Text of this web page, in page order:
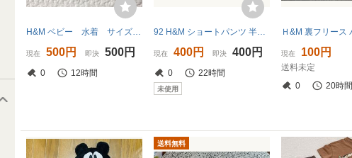
H&M ベビー 水着 サイズ 1歳半〜2歳くらい キッズ ネイビー 男の子
現在 500円 即決 500円
0 12時間
92 H&M ショートパンツ 半ズボン ハーフパンツ 水色 ブルー 夏用 保育園 yshop子供服90 95
現在 400円 即決 400円
0 22時間
未使用
現在 100円
送料未定
0
20時間
送料無料